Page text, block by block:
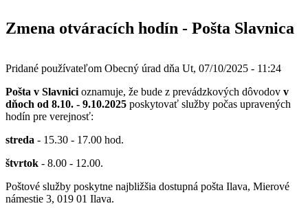
Zmena otváracích hodín - Pošta Slavnica
Pridané používateľom Obecný úrad dňa Ut, 07/10/2025 - 11:24
Pošta v Slavnici oznamuje, že bude z prevádzkových dôvodov v
dňoch od 8.10. - 9.10.2025 poskytovať služby počas upravených
hodín pre verejnosť:
streda - 15.30 - 17.00 hod.
štvrtok - 8.00 - 12.00.
Poštové služby poskytne najbližšia dostupná pošta Ilava, Mierové
námestie 3, 019 01 Ilava.